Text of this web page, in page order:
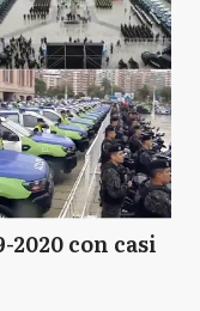
2020 con casi